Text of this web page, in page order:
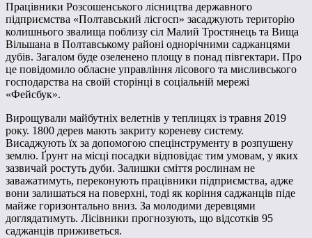
Працівники Розсошенського лісництва державного
підприємства «Полтавський лісгосп» засаджують територію
колишнього звалища поблизу сіл Малий Тростянець та Вища
Вільшана в Полтавському районі однорічними саджанцями
дубів. Загалом буде озеленено площу в понад півгектари. Про
це повідомило обласне управління лісового та мисливського
господарства на своїй сторінці в соціальній мережі
«Фейсбук».
Вирощували майбутніх велетнів у теплицях із травня 2019
року. 1800 дерев мають закриту кореневу систему.
Висаджують їх за допомогою спецінструменту в розпушену
землю. Ґрунт на місці посадки відповідає тим умовам, у яких
зазвичай ростуть дуби. Залишки сміття рослинам не
заважатимуть, переконують працівники підприємства, адже
вони залишаться на поверхні, тоді як коріння саджанців піде
майже горизонтально вниз. За молодими деревцями
доглядатимуть. Лісівники прогнозують, що відсотків 95
саджанців приживеться.